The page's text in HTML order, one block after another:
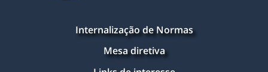
Internalização de Normas
Mesa diretiva